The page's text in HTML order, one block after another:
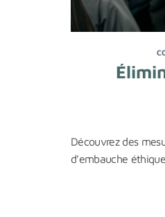
Découvrez des
d’embauche